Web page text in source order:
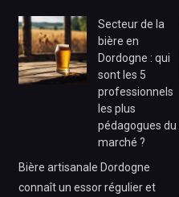
Secteur de la
bière en
Dordogne : qui
sont les 5
professionnels
les plus
pédagogues du
marché ?
Bière artisanale Dordogne
connaît un essor régulier et